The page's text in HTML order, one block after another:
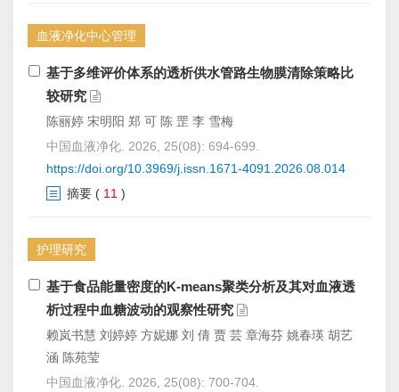
血液净化中心管理
基于多维评价体系的透析供水管路生物膜清除策略比
较研究
陈丽婷 宋明阳 郑 可 陈 罡 李 雪梅
中国血液净化. 2026, 25(08): 694-699.
https://doi.org/10.3969/j.issn.1671-4091.2026.08.014
摘要 ( 11 )
护理研究
基于食品能量密度的K-means聚类分析及其对血液透
析过程中血糖波动的观察性研究
赖岚书慧 刘婷婷 方妮娜 刘 倩 贾 芸 章海芬 姚春瑛 胡艺
涵 陈苑莹
中国血液净化. 2026, 25(08): 700-704.